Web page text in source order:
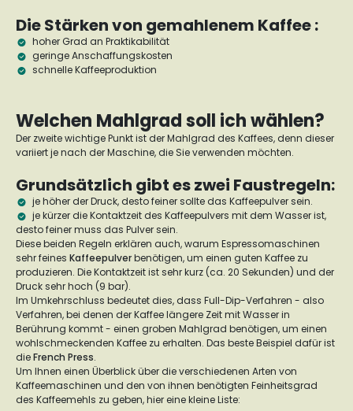
Die Stärken von gemahlenem Kaffee :
hoher Grad an Praktikabilität
geringe Anschaffungskosten
schnelle Kaffeeproduktion
Welchen Mahlgrad soll ich wählen?
Der zweite wichtige Punkt ist der Mahlgrad des Kaffees, denn dieser
variiert je nach der Maschine, die Sie verwenden möchten.
Grundsätzlich gibt es zwei Faustregeln:
je höher der Druck, desto feiner sollte das Kaffeepulver sein.
je kürzer die Kontaktzeit des Kaffeepulvers mit dem Wasser ist,
desto feiner muss das Pulver sein.
Diese beiden Regeln erklären auch, warum Espressomaschinen
sehr feines Kaffeepulverbenötigen, um einen guten Kaffee zu
produzieren. Die Kontaktzeit ist sehr kurz (ca. 20 Sekunden) und der
Druck sehr hoch (9 bar).
Im Umkehrschluss bedeutet dies, dass Full-Dip-Verfahren - also
Verfahren, bei denen der Kaffee längere Zeit mit Wasser in
Berührung kommt - einen groben Mahlgrad benötigen, um einen
wohlschmeckenden Kaffee zu erhalten. Das beste Beispiel dafür ist
dieFrench Press.
Um Ihnen einen Überblick über die verschiedenen Arten von
Kaffeemaschinen und den von ihnen benötigten Feinheitsgrad
des Kaffeemehls zu geben, hier eine kleine Liste: